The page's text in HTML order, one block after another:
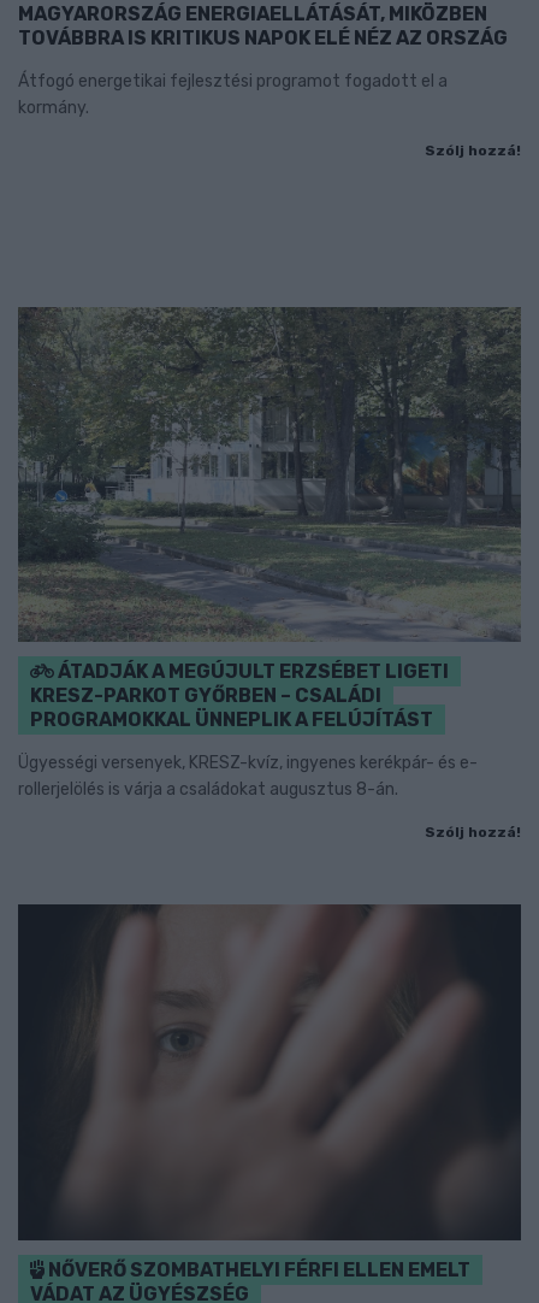
MAGYARORSZÁG ENERGIAELLÁTÁSÁT, MIKÖZBEN
TOVÁBBRA IS KRITIKUS NAPOK ELÉ NÉZ AZ ORSZÁG
Átfogó energetikai fejlesztési programot fogadott el a
kormány.
Szólj hozzá!
ÁTADJÁK A MEGÚJULT ERZSÉBET LIGETI
KRESZ-PARKOT GYŐRBEN – CSALÁDI
PROGRAMOKKAL ÜNNEPLIK A FELÚJÍTÁST
Ügyességi versenyek, KRESZ-kvíz, ingyenes kerékpár- és e-
rollerjelölés is várja a családokat augusztus 8-án.
Szólj hozzá!
NŐVERŐ SZOMBATHELYI FÉRFI ELLEN EMELT
VÁDAT AZ ÜGYÉSZSÉG